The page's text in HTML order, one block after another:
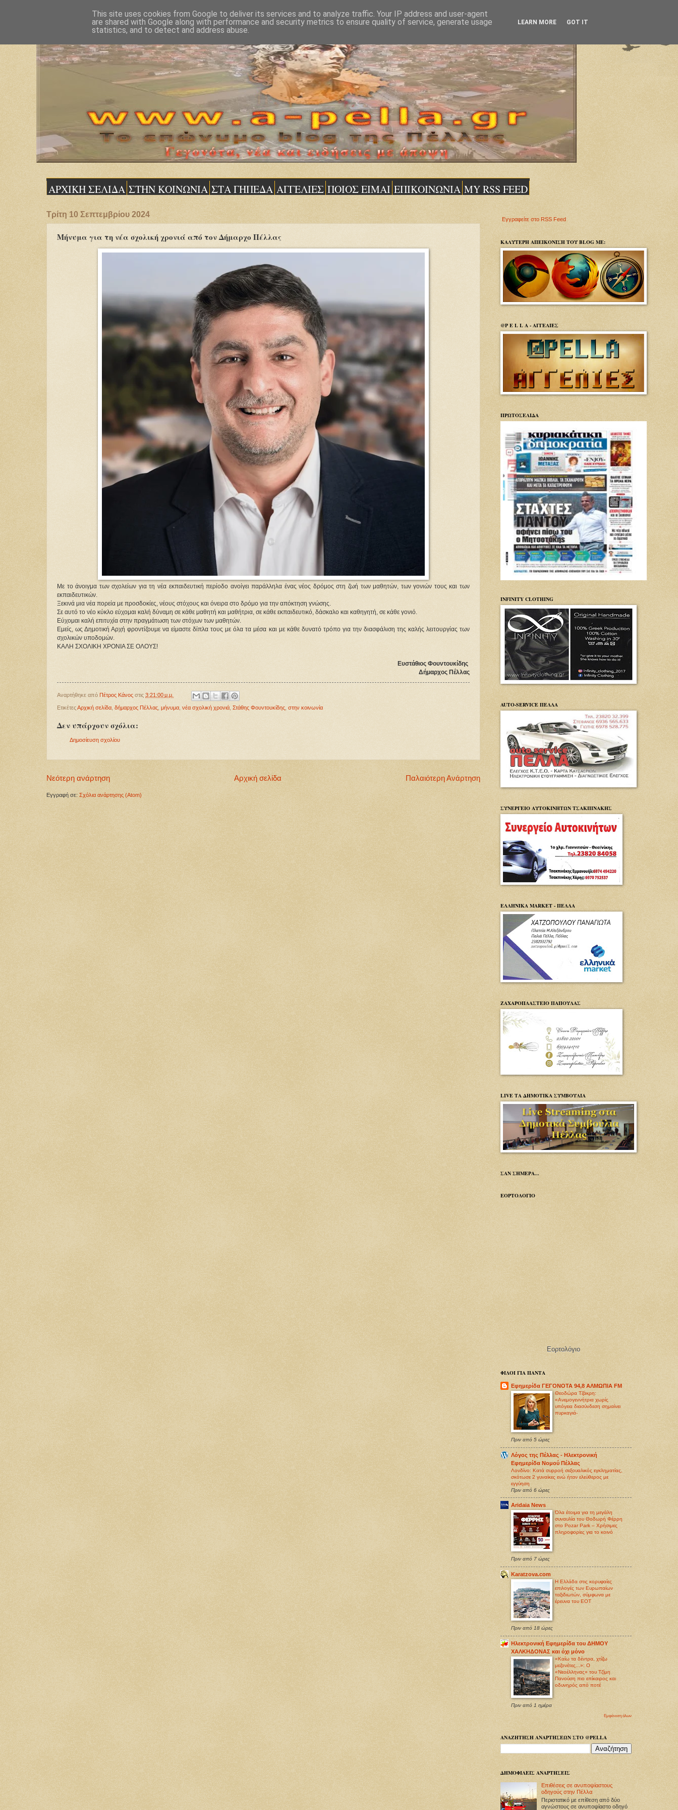
ΑΡΧΙΚΗ ΣΕΛΙΔΑ ΣΤΗΝ ΚΟΙΝΩΝΙΑ ΣΤΑ ΓΗΠΕΔΑ ΑΓΓΕΛΙΕΣ ΠΟΙΟΣ ΕΙΜΑΙ ΕΠΙΚΟΙΝΩΝΙΑ MY RSS FEED
Τρίτη 10 Σεπτεμβρίου 2024
Μήνυμα για τη νέα σχολική χρονιά από τον Δήμαρχο Πέλλας
Με το άνοιγμα των σχολείων για τη νέα εκπαιδευτική περίοδο ανοίγει παράλληλα ένας νέος δρόμος στη ζωή των μαθητών, των γονιών τους και των
εκπαιδευτικών.
Ξεκινά μια νέα πορεία με προσδοκίες, νέους στόχους και όνειρα στο δρόμο για την απόκτηση γνώσης.
Σε αυτό το νέο κύκλο εύχομαι καλή δύναμη σε κάθε μαθητή και μαθήτρια, σε κάθε εκπαιδευτικό, δάσκαλο και καθηγητή, σε κάθε γονιό.
Εύχομαι καλή επιτυχία στην πραγμάτωση των στόχων των μαθητών.
Εμείς, ως Δημοτική Αρχή φροντίζουμε να είμαστε δίπλα τους με όλα τα μέσα και με κάθε δυνατό τρόπο για την διασφάλιση της καλής λειτουργίας των
σχολικών υποδομών.
ΚΑΛΗ ΣΧΟΛΙΚΗ ΧΡΟΝΙΑ ΣΕ ΟΛΟΥΣ!
Ευστάθιος Φουντουκίδης
Δήμαρχος Πέλλας
Αναρτήθηκε από Πέτρος Κάνος στις 3:21:00 μ.μ.
ΕτικέτεςΑρχική σελίδα δήμαρχος Πέλλας μήνυμα νέα σχολική χρονιά Στάθης Φουντουκίδης στην κοινωνία
Δεν υπάρχουν σχόλια:
Δημοσίευση σχολίου
Νεότερη ανάρτηση Παλαιότερη Ανάρτηση
Αρχική σελίδα
Εγγραφή σε: Σχόλια ανάρτησης (Atom)
Εγγραφείτε στο RSS Feed
ΚΑΛΥΤΕΡΗ ΑΠΕΙΚΟΝΙΣΗ ΤΟΥ BLOG ΜΕ:
@P E L L A - ΑΓΓΕΛΙΕΣ
ΠΡΩΤΟΣΕΛΙΔΑ
INFINITY CLOTHING
AUTO-SERVICE ΠΕΛΛΑ
ΣΥΝΕΡΓΕΙΟ ΑΥΤΟΚΙΝΗΤΩΝ ΤΣΑΚΠΙΝΑΚΗΣ
ΕΛΛΗΝΙΚΑ MARKET - ΠΕΛΛΑ
ΖΑΧΑΡΟΠΛΑΣΤΕΙΟ ΠΑΠΟΥΛΑΣ
LIVE ΤΑ ΔΗΜΟΤΙΚΑ ΣΥΜΒΟΥΛΙΑ
ΣΑΝ ΣΗΜΕΡΑ...
ΕΟΡΤΟΛΟΓΙΟ
Εορτολόγιο
ΦΙΛΟΙ ΓΙΑ ΠΑΝΤΑ
Εφημερίδα ΓΕΓΟΝΟΤΑ 94,8 ΑΛΜΩΠΙΑ FM
Θεοδώρα Τζάκρη:
«Ανεμογεννήτρια χωρίς
υπόγεια διασύνδεση σημαίνει
πυρκαγιά-
Πριν από 5 ώρες
Λόγος της Πέλλας - Ηλεκτρονική
Εφημερίδα Νομού Πέλλας
Λονδίνο: Κατά συρροή σεξoυαλικός εγκληματίας,
σκότωσε 2 γυναίκες ενώ ήταν ελεύθερος με
εγγύηση
Πριν από 6 ώρες
Aridaia News
Όλα έτοιμα για τη μεγάλη
συναυλία του Θοδωρή Φέρρη
στο Pozar Park – Χρήσιμες
πληροφορίες για το κοινό
Πριν από 7 ώρες
Karatzova.com
Η Ελλάδα στις κορυφαίες
επιλογές των Ευρωπαίων
ταξιδιωτών, σύμφωνα με
έρευνα του ΕΟΤ
Πριν από 18 ώρες
Ηλεκτρονική Εφημερίδα του ΔΗΜΟΥ
ΧΑΛΚΗΔΟΝΑΣ και όχι μόνο
«Καίω τα δέντρα, χτίζω
μεζονέτες...»: Ο
«Νεοέλληνας» του Τζίμη
Πανούση πιο επίκαιρος και
οδυνηρός από ποτέ
Πριν από 1 ημέρα
Εμφάνιση όλων
ΑΝΑΖΗΤΗΣΗ ΑΝΑΡΤΗΣΕΩΝ ΣΤΟ @PELLA
ΔΗΜΟΦΙΛΕΙΣ ΑΝΑΡΤΗΣΕΙΣ
Επιθέσεις σε ανυποψίαστους
οδηγούς στην Πέλλα
Περιστατικό με επίθεση από δύο
αγνώστους σε ανυποψίαστο οδηγό
This site uses cookies from Google to deliver its services and to analyze traffic. Your IP address and user-agent
are shared with Google along with performance and security metrics to ensure quality of service, generate usage
statistics, and to detect and address abuse.
LEARN MORE GOT IT